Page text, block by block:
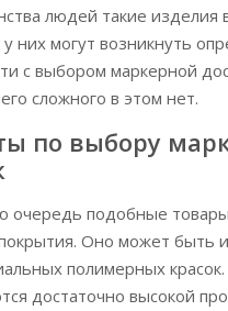
людей такие изделия
них могут возникнуть
с выбором маркерной
сложного в этом нет.
по выбору
очередь подобные
Оно может быть
полимерных
достаточно высокой